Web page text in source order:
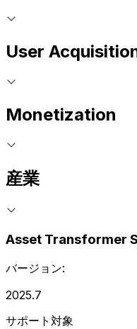
User
Monetization
産業
Asset Transformer
バージョン:
2025.7
サポート対象